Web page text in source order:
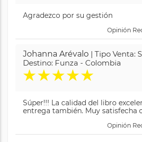
Agradezco por su gestión
Opinión
Johanna Arévalo | Tipo Venta:
Destino: Funza - Colombia
★★★★★
Súper!!! La calidad del libro
entrega también. Muy satisfecha
Opinión